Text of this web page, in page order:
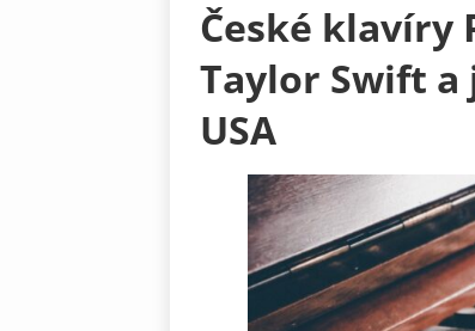
České klavíry
Taylor Swift
USA